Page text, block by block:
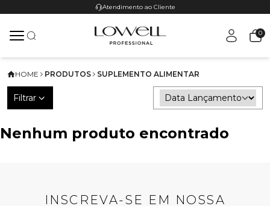
Atendimento ao Cliente
0
HOME PRODUTOS SUPLEMENTO ALIMENTAR
Filtrar
Nenhum produto encontrado
INSCREVA-SE EM NOSSA